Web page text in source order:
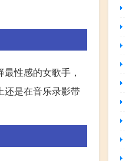
性感的女歌手，
还是在音乐录影带